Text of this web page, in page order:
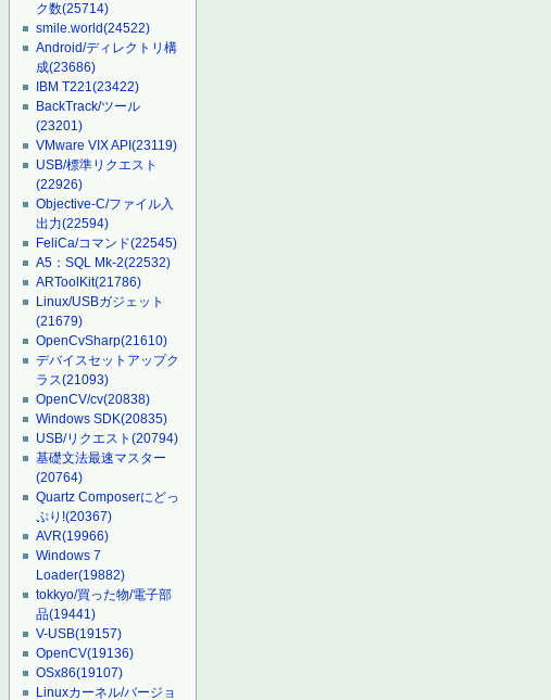
ク数(25714)
smile.world(24522)
Android/ディレクトリ構
成(23686)
IBM T221(23422)
BackTrack/ツール
(23201)
VMware VIX API(23119)
USB/標準リクエスト
(22926)
Objective-C/ファイル入
出力(22594)
FeliCa/コマンド(22545)
A5：SQL Mk-2(22532)
ARToolKit(21786)
Linux/USBガジェット
(21679)
OpenCvSharp(21610)
デバイスセットアップク
ラス(21093)
OpenCV/cv(20838)
Windows SDK(20835)
USB/リクエスト(20794)
基礎文法最速マスター
(20764)
Quartz Composerにどっ
ぷり!(20367)
AVR(19966)
Windows 7
Loader(19882)
tokkyo/買った物/電子部
品(19441)
V-USB(19157)
OpenCV(19136)
OSx86(19107)
Linuxカーネル/バージョ